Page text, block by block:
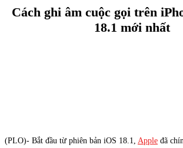
Cách ghi âm cuộc gọi trên
18.1 mới nhất
(PLO)- Bắt đầu từ phiên bản iOS 18.1, Apple đã